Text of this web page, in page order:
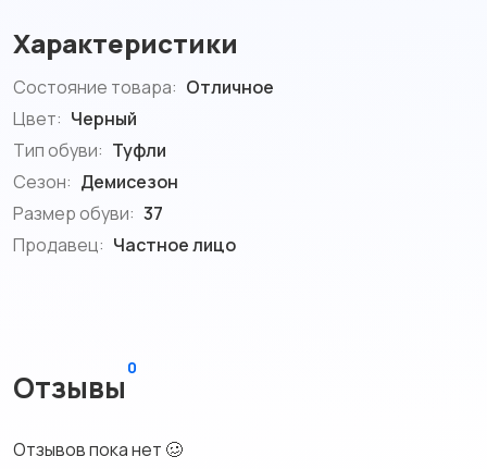
Характеристики
Состояние товара: Отличное
Цвет: Черный
Тип обуви: Туфли
Сезон: Демисезон
Размер обуви: 37
Продавец: Частное лицо
Отзывы
0
Отзывов пока нет 🥴